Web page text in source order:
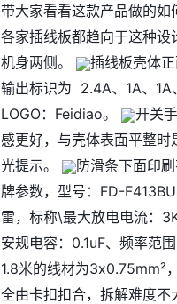
带大家看看这款产品做的如
各家插线板都趋向于这种设
机身两侧。
插线板壳体
输出标识为 2.4A、1A、1A
LOGO：Feidiao。
开关
感更好，与壳体表面平整
光提示。
防滑条下面印
牌参数，型号：FD-
雷，标称\最大放电电流：
安规电容：0.1uF、频率范
1.8米的线材为3x0.75mm²
全由卡扣扣合，拆解难度不